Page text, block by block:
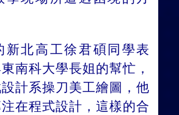
新北高工徐君碩同學表
南科大學長姐的幫忙，
計系操刀美工繪圖，他
在程式設計，這樣的合